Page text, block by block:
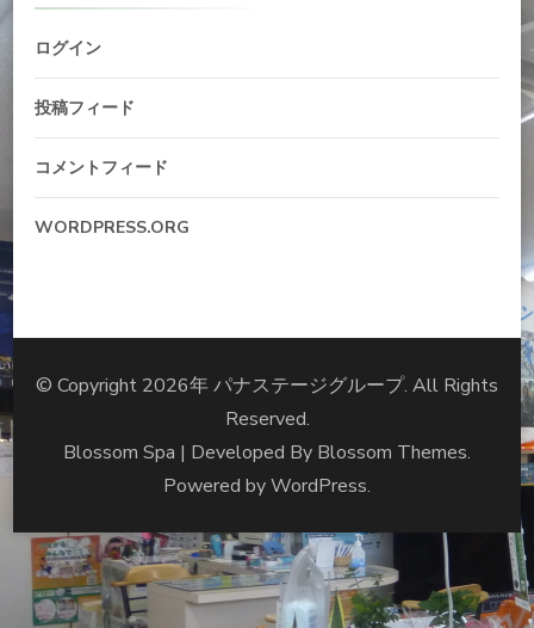
ログイン
投稿フィード
コメントフィード
WORDPRESS.ORG
© Copyright 2026年パナステージグループ. All Rights
Reserved.
Blossom Spa | Developed By Blossom Themes.
Powered byWordPress.